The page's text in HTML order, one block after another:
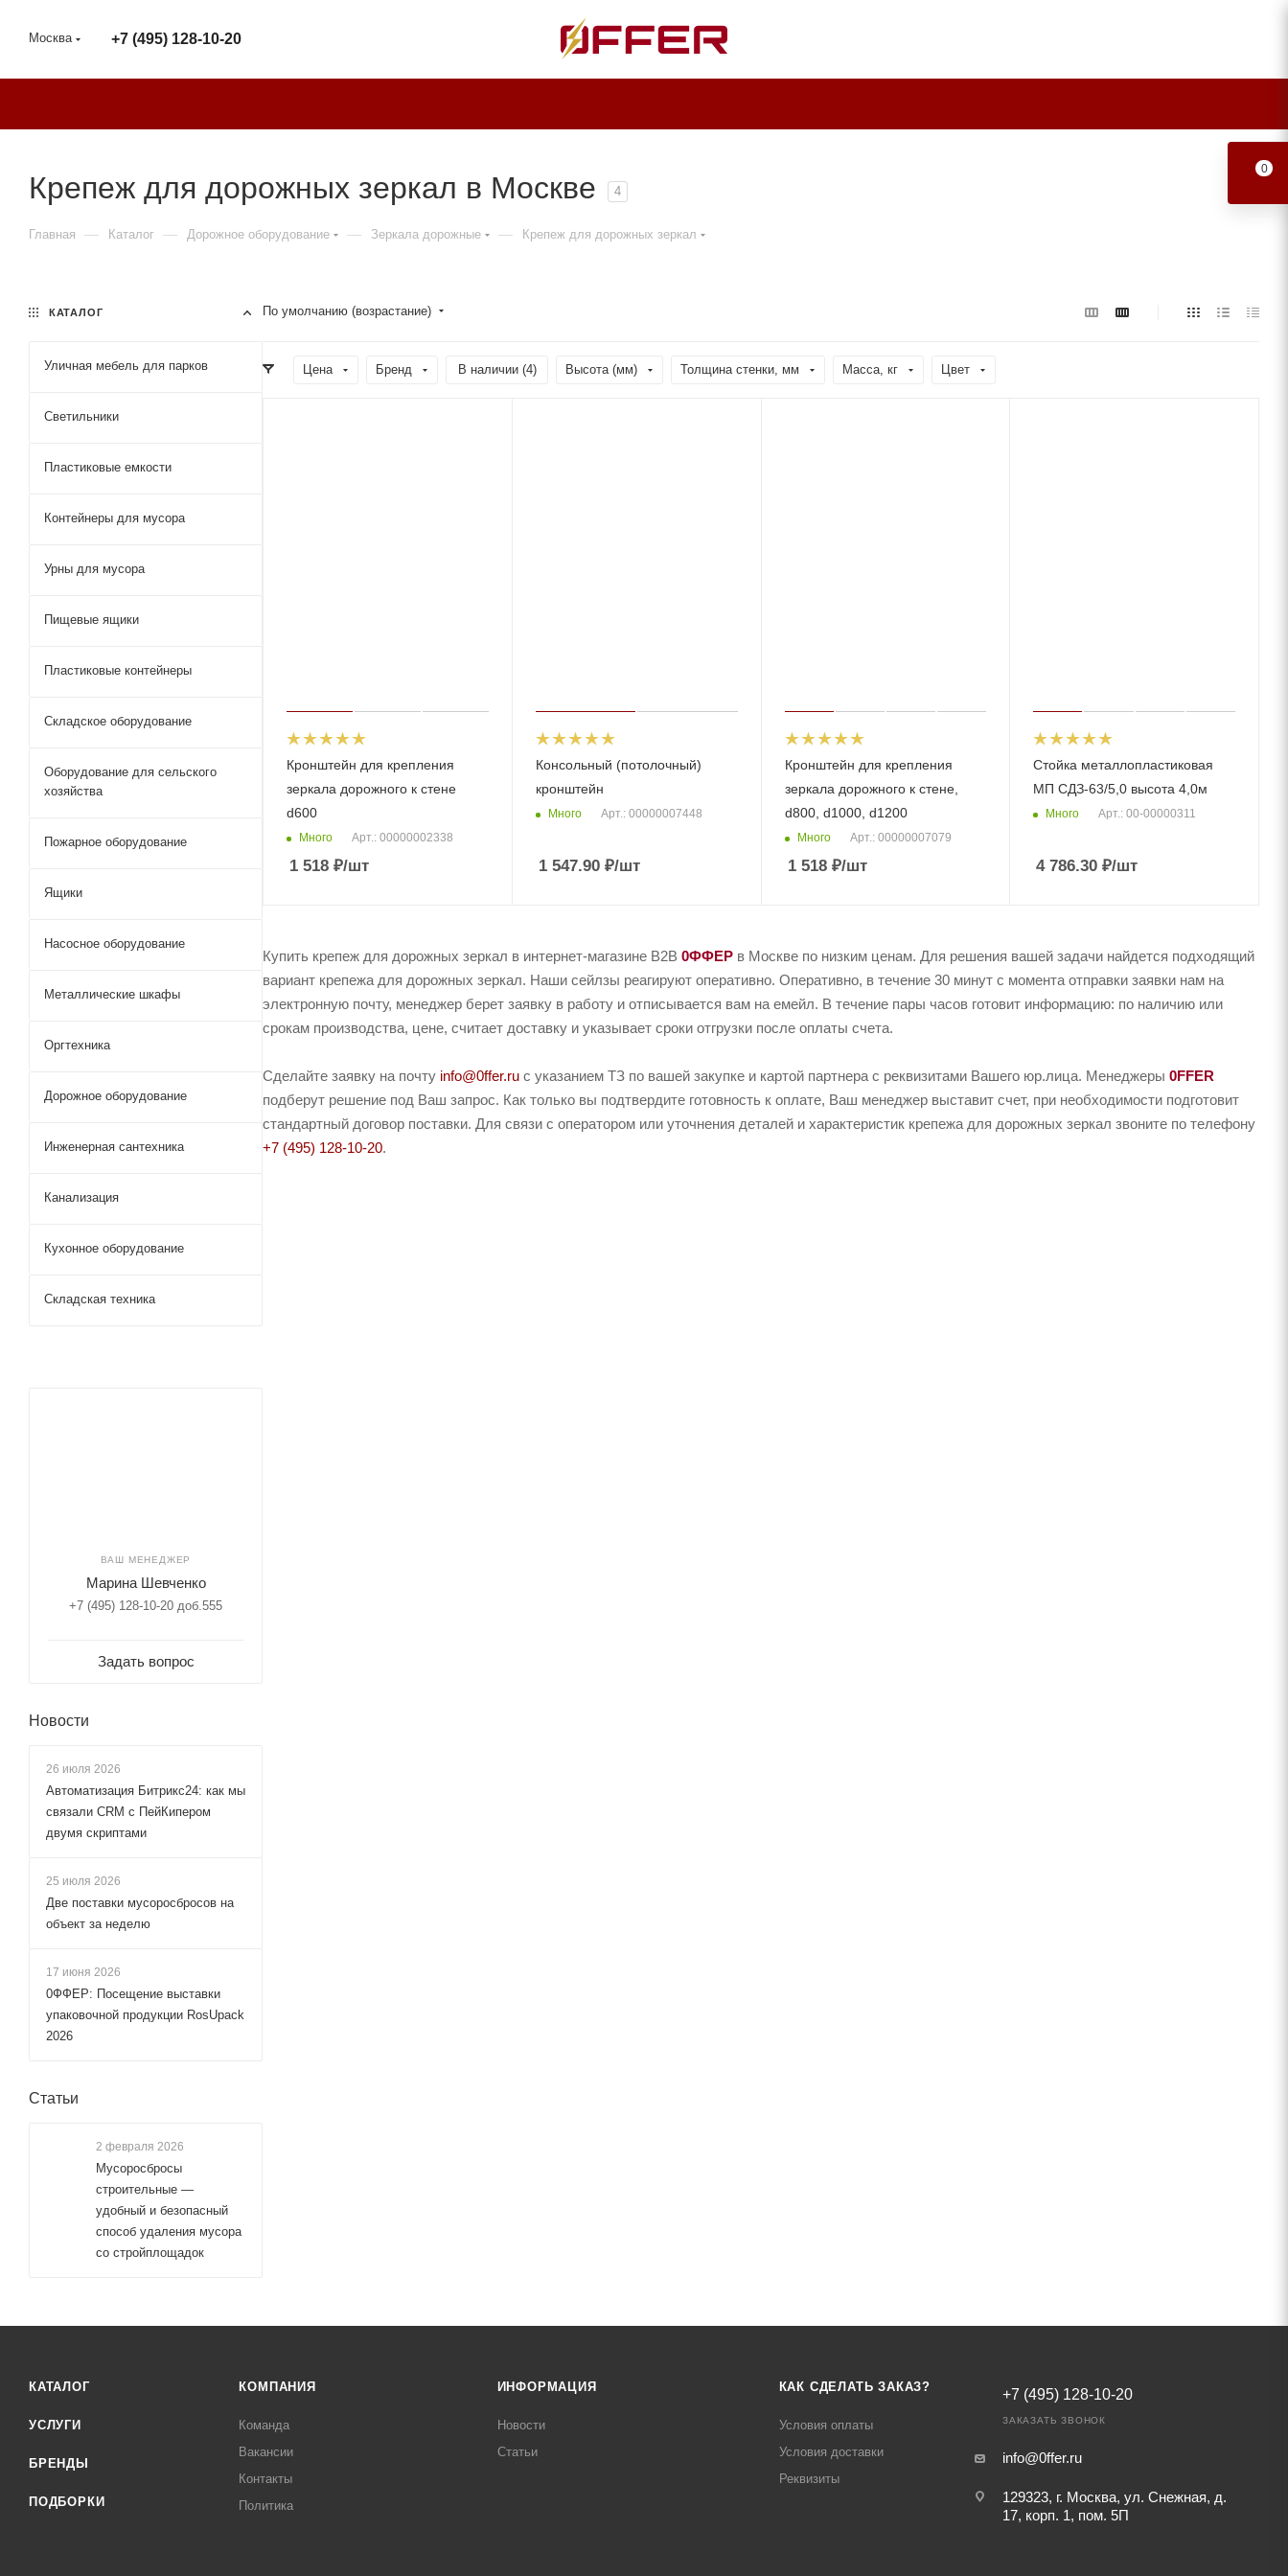
Москва +7 (495) 128-10-20
Крепеж для дорожных зеркал в Москве 4
Главная — Каталог — Дорожное оборудование — Зеркала дорожные — Крепеж для дорожных зеркал
По умолчанию (возрастание)
Цена Бренд В наличии (4) Высота (мм) Толщина стенки, мм Масса, кг Цвет
Кронштейн для крепления
зеркала дорожного к стене
d600
Много Арт.: 00000002338
1 518 ₽/шт
Консольный (потолочный)
кронштейн
Много Арт.: 00000007448
1 547.90₽/шт
Кронштейн для крепления
зеркала дорожного к стене,
d800, d1000, d1200
Много Арт.: 00000007079
1 518₽/шт
Стойка металлопластиковая
МП СДЗ-63/5,0 высота 4,0м
Много Арт.: 00-00000311
4 786.30 ₽/шт
Купить крепеж для дорожных зеркал в интернет-магазине B2B 0ФФЕР в Москве по низким ценам. Для решения вашей задачи найдется подходящий
вариант крепежа для дорожных зеркал. Наши сейлзы реагируют оперативно. Оперативно, в течение 30 минут с момента отправки заявки нам на
электронную почту, менеджер берет заявку в работу и отписывается вам на емейл. В течение пары часов готовит информацию: по наличию или
срокам производства, цене, считает доставку и указывает сроки отгрузки после оплаты счета.
Сделайте заявку на почту info@0ffer.ru с указанием ТЗ по вашей закупке и картой партнера с реквизитами Вашего юр.лица. Менеджеры 0FFER
подберут решение под Ваш запрос. Как только вы подтвердите готовность к оплате, Ваш менеджер выставит счет, при необходимости подготовит
стандартный договор поставки. Для связи с оператором или уточнения деталей и характеристик крепежа для дорожных зеркал звоните по телефону
+7 (495) 128-10-20.
КАТАЛОГ
Уличная мебель для парков
Светильники
Пластиковые емкости
Контейнеры для мусора
Урны для мусора
Пищевые ящики
Пластиковые контейнеры
Складское оборудование
Оборудование для сельского
хозяйства
Пожарное оборудование
Ящики
Насосное оборудование
Металлические шкафы
Оргтехника
Дорожное оборудование
Инженерная сантехника
Канализация
Кухонное оборудование
Складская техника
ВАШ МЕНЕДЖЕР
Марина Шевченко
+7 (495) 128-10-20 доб.555
Задать вопрос
Новости
26 июля 2026
Автоматизация Битрикс24: как мы
связали CRM с ПейКипером
двумя скриптами
25 июля 2026
Две поставки мусоросбросов на
объект за неделю
17 июня 2026
0ФФЕР: Посещение выставки
упаковочной продукции RosUpack
2026
Статьи
2 февраля 2026
Мусоросбросы
строительные —
удобный и безопасный
способ удаления мусора
со стройплощадок
КАТАЛОГ
УСЛУГИ
БРЕНДЫ
ПОДБОРКИ
КОМПАНИЯ
Команда
Вакансии
Контакты
Политика
ИНФОРМАЦИЯ
Новости
Статьи
КАК СДЕЛАТЬ ЗАКАЗ?
Условия оплаты
Условия доставки
Реквизиты
+7 (495) 128-10-20
ЗАКАЗАТЬ ЗВОНОК
info@0ffer.ru
129323, г. Москва, ул. Снежная, д.
17, корп. 1, пом. 5П
0